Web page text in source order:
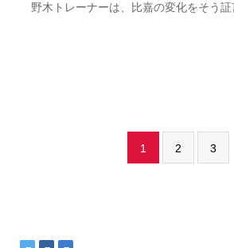
野木トレーナーは、比嘉の変化をそう証
1 2 3